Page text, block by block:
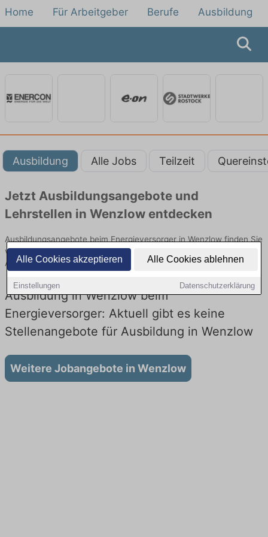
Alle Cookies akzeptieren Alle Cookies ablehnen
Einstellungen Datenschutzerklärung
Home Für Arbeitgeber Berufe Ausbildung
Ausbildung Alle Jobs Teilzeit
Jetzt Ausbildungsangebote und
Lehrstellen in Wenzlow entdecken
Ausbildungsangebote beim Energieversorger in Wenzlow finden Sie
von namhaften Firmen. Entdecken Sie freie Optionen von Top-
Arbeitgebern und bewerben Sie sich noch heute.
Ausbildung in Wenzlow beim
Energieversorger: Aktuell gibt es keine
Stellenangebote für Ausbildung in Wenzlow
Weitere Jobangebote in Wenzlow